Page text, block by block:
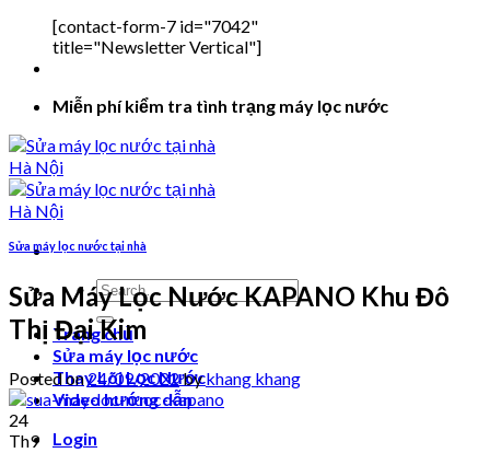
[contact-form-7 id="7042"
title="Newsletter Vertical"]
Miễn phí kiểm tra tình trạng máy lọc nước
Search
for:
Trang chủ
Sửa máy lọc nước
Thay Lõi Lọc Nước
Video hướng dẫn
Login
Sửa máy lọc nước tại nhà
Sửa Máy Lọc Nước KAPANO Khu Đô
Thị Đại Kim
Posted on24/09/2022bykhang khang
24
Th9